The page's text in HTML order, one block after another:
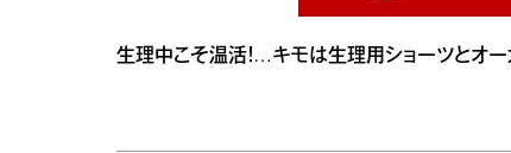
生理中こそ温活！…キモは生理用ショーツとオー